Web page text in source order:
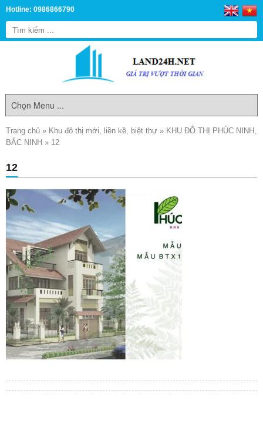
Hotline: 0986866790
Trang chủ » Khu đô thị mới, liền kề, biệt thự » KHU ĐÔ THỊ PHÚC NINH,
BẮC NINH » 12
12